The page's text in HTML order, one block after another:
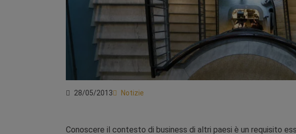
28/05/2013 Notizie
Conoscere il contesto di business di altri paesi è un requisito